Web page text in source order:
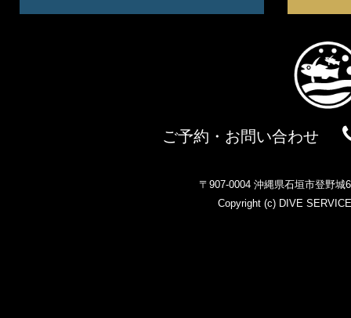
ご予約・お問い合わせ
〒907-0004 沖縄県石垣市登野城
Copyright (c) DIVE